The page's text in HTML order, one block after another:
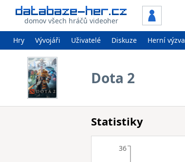
domov všech hráčů videoher
Hry Vývojáři Uživatelé Diskuze Herní výzva
Dota 2
Statistiky
36